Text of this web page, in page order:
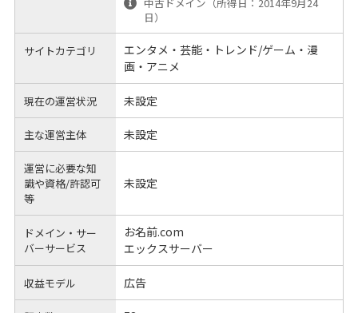
中古ドメイン（所得日：2014年9月24
日）
サイトカテゴリ
エンタメ・芸能・トレンド/ゲーム・漫
画・アニメ
現在の運営状況 未設定
主な運営主体 未設定
運営に必要な知
識や資格/許認可
等
未設定
ドメイン・サー
バーサービス
お名前.com
エックスサーバー
収益モデル 広告